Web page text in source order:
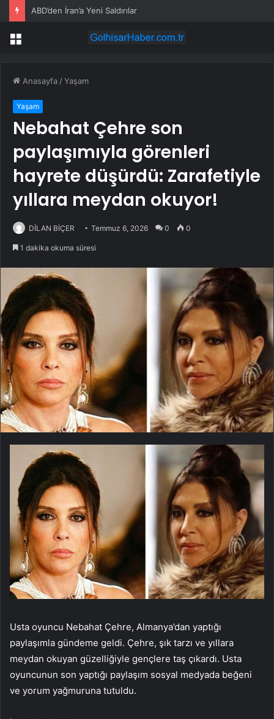
ABD’den İran’a Yeni Saldırılar
Menü
Anasayfa /Yaşam
Yaşam
Nebahat Çehre son
paylaşımıyla görenleri
hayrete düşürdü: Zarafetiyle
yıllara meydan okuyor!
DİLAN BİÇER Temmuz 6, 2026 0 0
1 dakika okuma süresi
Usta oyuncu Nebahat Çehre, Almanya’dan yaptığı
paylaşımla gündeme geldi. Çehre, şık tarzı ve yıllara
meydan okuyan güzelliğiyle gençlere taş çıkardı. Usta
oyuncunun son yaptığı paylaşım sosyal medyada beğeni
ve yorum yağmuruna tutuldu.